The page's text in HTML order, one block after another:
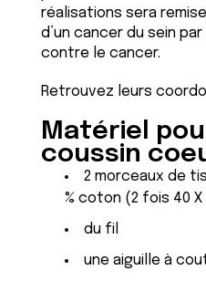
réalisations sera
d’un cancer du sein
contre le cancer.
Retrouvez leurs
Matériel
coussin
2 morceaux de
% coton (2 fois 40 X
du fil
une aiguille à